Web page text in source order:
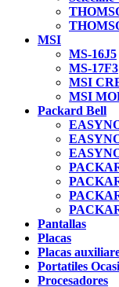
MSI
MS-16J5
MS-17F3
MSI
MSI
Packard Bell
Pantallas
Placas
Placas
Portatiles
Procesadores